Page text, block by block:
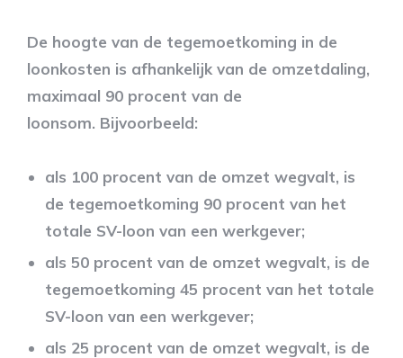
De hoogte van de tegemoetkoming in de
loonkosten is afhankelijk van de omzetdaling,
maximaal 90 procent van de
loonsom. Bijvoorbeeld:
als 100 procent van de omzet wegvalt, is
de tegemoetkoming 90 procent van het
totale SV-loon van een werkgever;
als 50 procent van de omzet wegvalt, is de
tegemoetkoming 45 procent van het totale
SV-loon van een werkgever;
als 25 procent van de omzet wegvalt, is de